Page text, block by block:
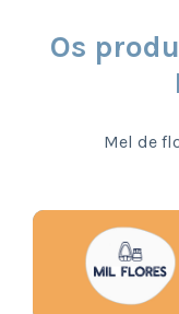
Os
Mel de